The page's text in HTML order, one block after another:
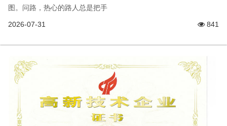
图。问路，热心的路人总是把手
2026-07-31 841